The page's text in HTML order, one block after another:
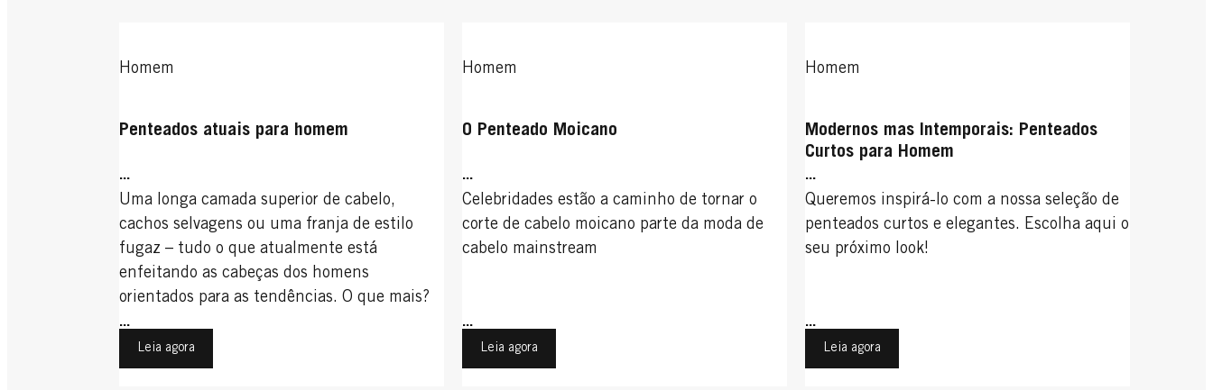
Homem
Penteados atuais para homem
...
Uma longa camada superior de cabelo,
cachos selvagens ou uma franja de estilo
fugaz – tudo o que atualmente está
enfeitando as cabeças dos homens
orientados para as tendências. O que mais?
Descubra aqui
...
Leia agora
Homem
O Penteado Moicano
...
Celebridades estão a caminho de tornar o
corte de cabelo moicano parte da moda de
cabelo mainstream
...
Leia agora
Homem
Modernos mas Intemporais: Penteados
Curtos para Homem
...
Queremos inspirá-lo com a nossa seleção de
penteados curtos e elegantes. Escolha aqui o
seu próximo look!
...
Leia agora